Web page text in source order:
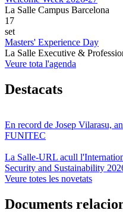
La Salle Campus Barcelona
17
set
Masters' Experience Day
La Salle Executive &
Veure tota l'agenda
Destacats
En record de Josep Vilarasu,
FUNITEC
La Salle-URL acull
Security and Sustainability
Veure totes les novetats
Documents